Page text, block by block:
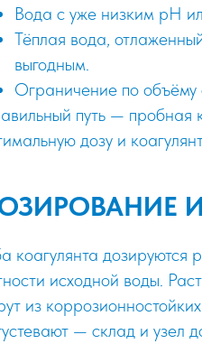
Вода с уже низким pH
Тёплая вода,
выгодным.
Ограничение по
путь — пробная
дозу и
коагулянта дозируются
исходной воды.
из
— склад и узел